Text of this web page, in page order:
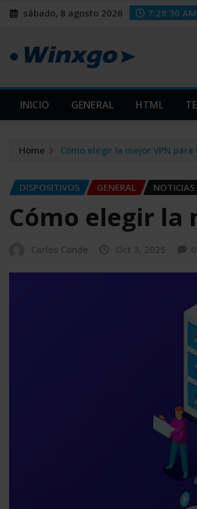
Skip sábado, 8 agosto 2026 7:28:31 AM
INICIO GENERAL HTML
Home Cómo elegir la mejor VPN
DISPOSITIVOS GENERAL NOTICIAS
Cómo elegir la
Carlos Conde Oct 3, 2025 0
modal-check
modal-check